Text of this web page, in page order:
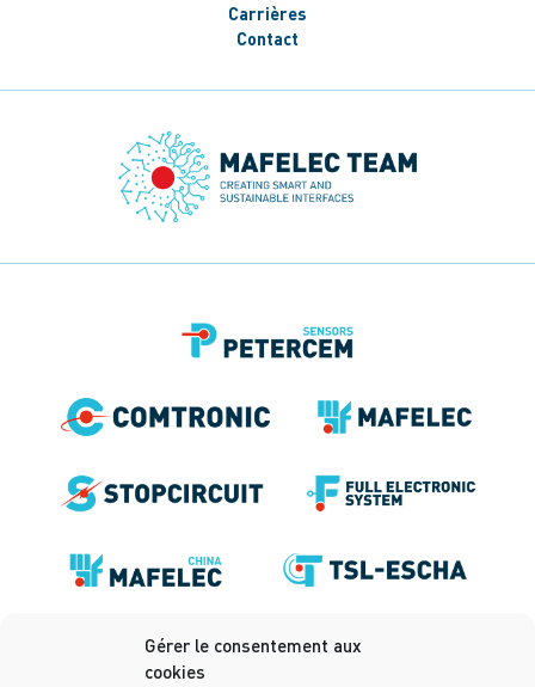
Gérer le consentement aux
cookies
Carrières
Contact